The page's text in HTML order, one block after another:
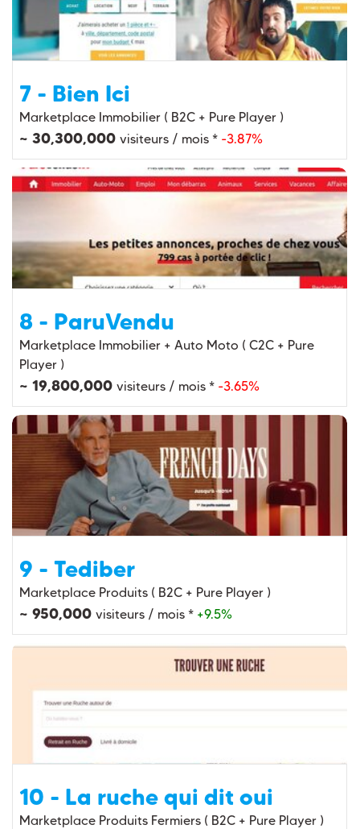
7 - Bien Ici
Marketplace Immobilier ( B2C + Pure Player )
~ 30,300,000 visiteurs / mois * -3.87%
8 - ParuVendu
Marketplace Immobilier + Auto Moto ( C2C + Pure
Player )
~ 19,800,000 visiteurs / mois * -3.65%
9 - Tediber
Marketplace Produits ( B2C + Pure Player )
~ 950,000 visiteurs / mois * +9.5%
10 - La ruche qui dit oui
Marketplace Produits Fermiers ( B2C + Pure Player )